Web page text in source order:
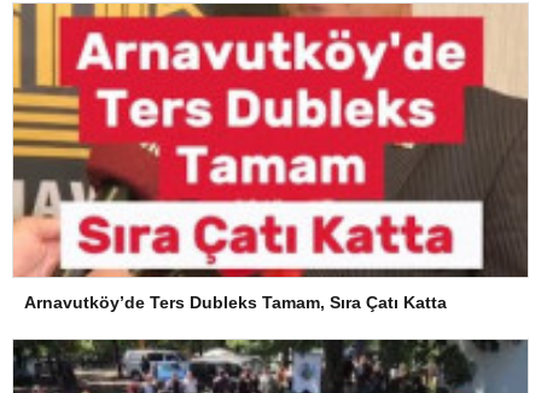
Arnavutköy’de Ters Dubleks Tamam, Sıra Çatı Katta